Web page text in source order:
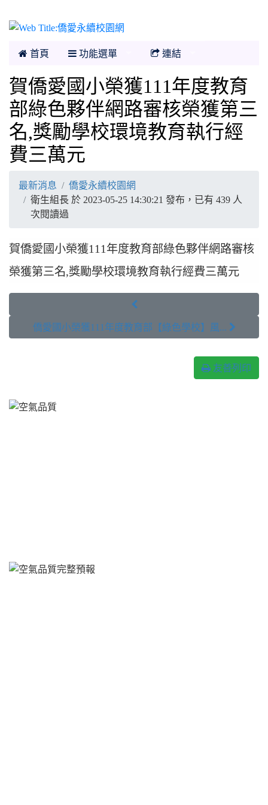
首頁 功能選單 連結
賀僑愛國小榮獲111年度教育
部綠色夥伴網路審核榮獲第三
名,獎勵學校環境教育執行經
費三萬元
最新消息
僑愛永續校園網
衛生組長 於 2023-05-25 14:30:21 發布，已有 439 人
次閱讀過
賀僑愛國小榮獲111年度教育部綠色夥伴網路審核
榮獲第三名,獎勵學校環境教育執行經費三萬元

僑愛國小榮獲111年度教育部【綠色學校】風... 
友善列印